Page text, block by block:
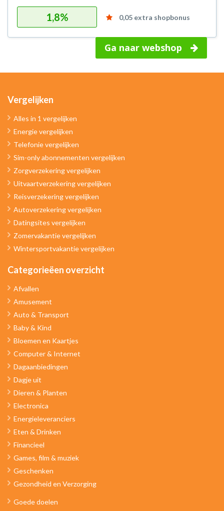
1,8% 0,05 extra shopbonus
Ga naar webshop
Vergelijken
Alles in 1 vergelijken
Energie vergelijken
Telefonie vergelijken
Sim-only abonnementen vergelijken
Zorgverzekering vergelijken
Uitvaartverzekering vergelijken
Reisverzekering vergelijken
Autoverzekering vergelijken
Datingsites vergelijken
Zomervakantie vergelijken
Wintersportvakantie vergelijken
Categorieëen overzicht
Afvallen
Amusement
Auto & Transport
Baby & Kind
Bloemen en Kaartjes
Computer & Internet
Dagaanbiedingen
Dagje uit
Dieren & Planten
Electronica
Energieleveranciers
Eten & Drinken
Financieel
Games, film & muziek
Geschenken
Gezondheid en Verzorging
Goede doelen